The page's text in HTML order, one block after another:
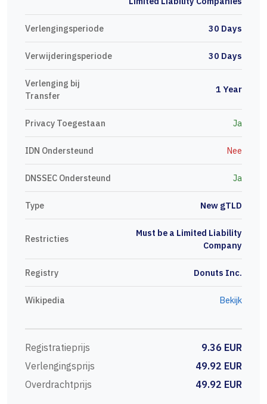
Verlengingsperiode 30 Days
Verwijderingsperiode 30 Days
Verlenging bij
Transfer
1 Year
Privacy Toegestaan Ja
IDN Ondersteund Nee
DNSSEC Ondersteund Ja
Type New gTLD
Restricties
Must be a Limited Liability
Company
Registry Donuts Inc.
Wikipedia Bekijk
Registratieprijs
9.36 EUR
Verlengingsprijs
49.92 EUR
Overdrachtprijs
49.92 EUR